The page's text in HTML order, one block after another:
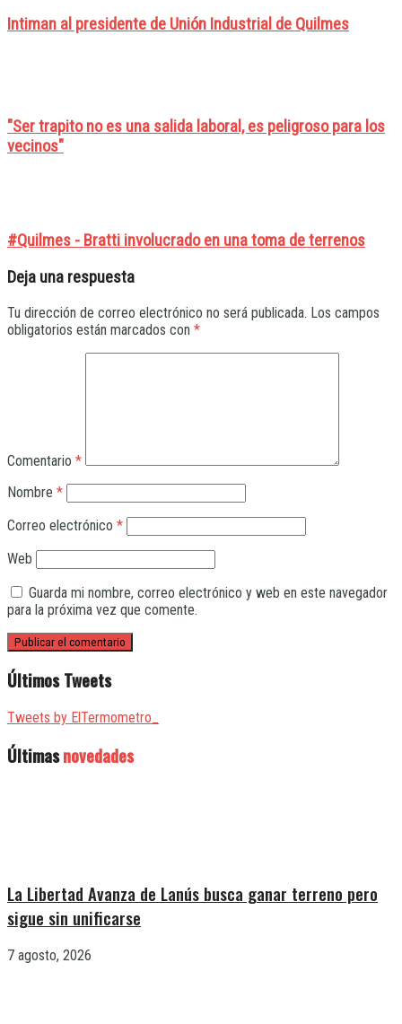
Intiman al presidente de Unión Industrial de Quilmes
"Ser trapito no es una salida laboral, es peligroso para los
vecinos"
#Quilmes - Bratti involucrado en una toma de terrenos
Deja una respuesta
Tu dirección de correo electrónico no será publicada. Los campos
obligatorios están marcados con *
Comentario *
Nombre *
Correo electrónico *
Web
Guarda mi nombre, correo electrónico y web en este navegador
para la próxima vez que comente.
Últimos Tweets
Tweets by ElTermometro_
Últimasnovedades
La Libertad Avanza de Lanús busca ganar terreno pero
sigue sin unificarse
7 agosto, 2026